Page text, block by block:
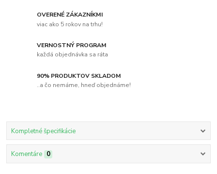
OVERENÉ ZÁKAZNÍKMI
viac ako 5 rokov na trhu!
VERNOSTNÝ PROGRAM
každá objednávka sa ráta
90% PRODUKTOV SKLADOM
..a čo nemáme, hneď objednáme!
Kompletné špecifikácie
Komentáre 0